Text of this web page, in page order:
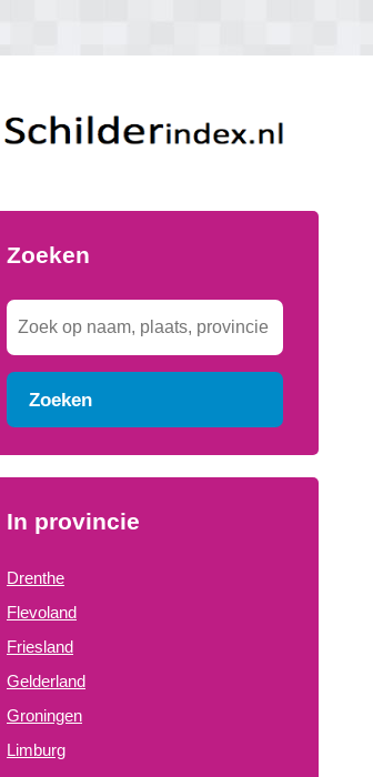
Zoeken
Zoeken
In provincie
Drenthe
Flevoland
Friesland
Gelderland
Groningen
Limburg